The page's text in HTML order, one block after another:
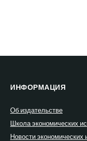
ИНФОРМАЦИЯ
Об издательстве
Школа экономических
Новости экономических